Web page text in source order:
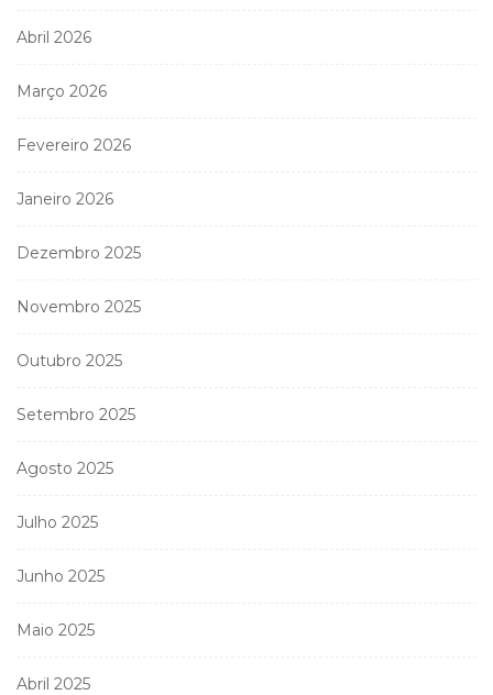
Abril 2026
Março 2026
Fevereiro 2026
Janeiro 2026
Dezembro 2025
Novembro 2025
Outubro 2025
Setembro 2025
Agosto 2025
Julho 2025
Junho 2025
Maio 2025
Abril 2025